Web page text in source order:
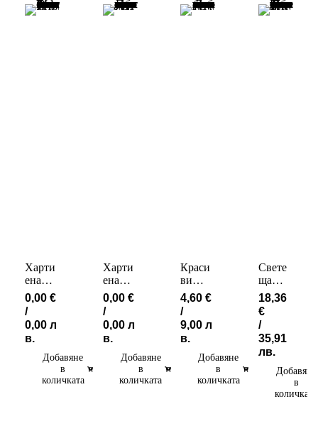
Харти
ена
Колед
на
декора
ция
Горичк
0,00 €
/
0,00 л
в.
Добавяне
в
количката
Харти
ена
Колед
на
декора
ция
Лешни
котро
0,00 €
/
0,00 л
в.
Добавяне
в
количката
Краси
ви
Колед
ни
Салфе
тки
Колед
4,60 €
/
9,00 л
в.
Добавяне
в
количката
Свете
ща
поли
фигура
Дядо
Коледа
със
зелена
шапка
18,36
€
/
35,91
лв.
Добавяне
в
количката